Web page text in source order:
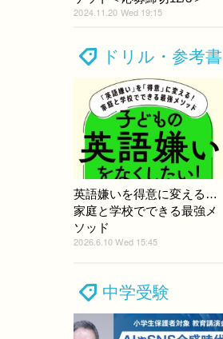
2024.11.20 Wed 19:15
ドリル・参考書
英語嫌いを得意に変える…
家庭と学校でできる最強メ
ソッド
2026.6.10 Wed 15:45
中学受験